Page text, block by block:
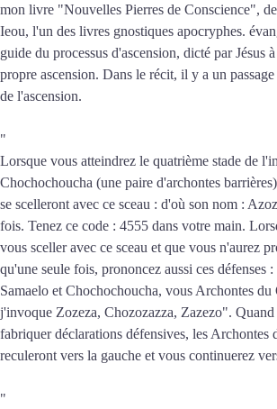
mon livre "Nouvelles Pierres de Conscience",
Ieou, l'un des livres gnostiques apocryphes.
guide du processus d'ascension, dicté par Jésus
propre ascension. Dans le récit, il y a un
de l'ascension.
"
Lorsque vous atteindrez le quatrième stade de
Chochochoucha (une paire d'archontes
se scelleront avec ce sceau : d'où son nom :
fois. Tenez ce code : 4555 dans votre main.
vous sceller avec ce sceau et que vous n'aurez
qu'une seule fois, prononcez aussi ces défenses
Samaelo et Chochochoucha, vous Archontes
j'invoque Zozeza, Chozozazza, Zazezo".
fabriquer déclarations défensives, les Archontes
reculeront vers la gauche et vous continuerez
"